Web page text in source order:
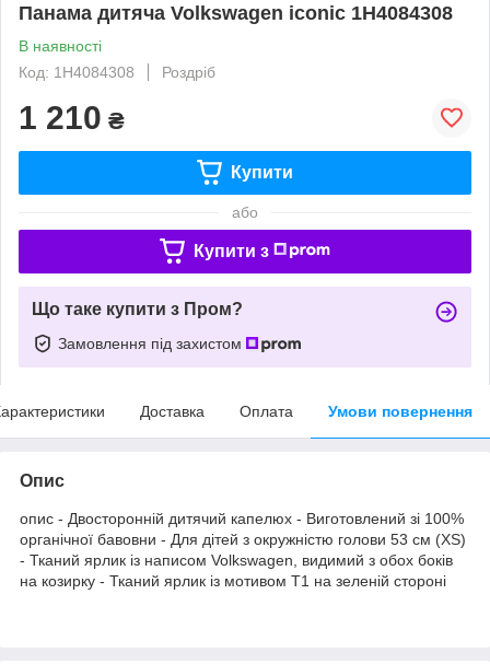
Панама дитяча Volkswagen iconic 1H4084308
В наявності
Код: 1H4084308
Роздріб
1 210 ₴
Купити
або
Купити з
Що таке купити з Пром?
Замовлення під захистом
Доставка Оплата Умови повернення
Опис
опис - Двосторонній дитячий капелюх - Виготовлений зі 100%
органічної бавовни - Для дітей з окружністю голови 53 см (XS)
- Тканий ярлик із написом Volkswagen, видимий з обох боків
на козирку - Тканий ярлик із мотивом Т1 на зеленій стороні